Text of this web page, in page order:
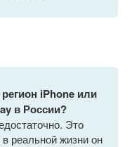
iPhone или
в России?
Это
реальной жизни он